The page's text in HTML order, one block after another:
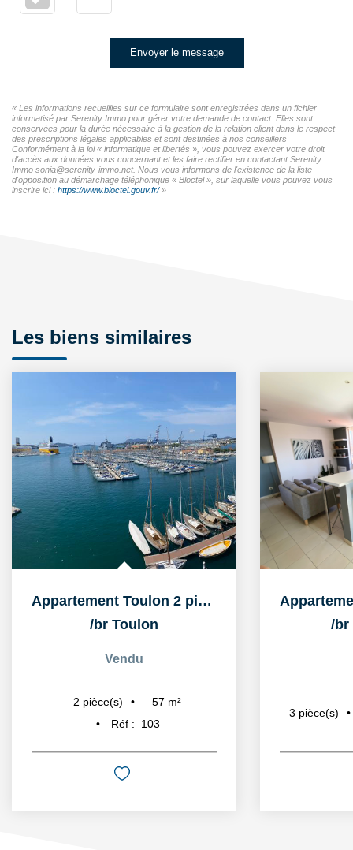
Envoyer le message
« Les informations recueillies sur ce formulaire sont enregistrées dans un fichier
informatisé par Serenity Immo pour gérer votre demande de contact. Elles sont
conservées pour la durée nécessaire à la gestion de la relation client dans le respect
des prescriptions légales applicables et sont destinées à nos conseillers
Conformément à la loi « informatique et libertés », vous pouvez exercer votre droit
d'accès aux données vous concernant et les faire rectifier en contactant Serenity
Immo sonia@serenity-immo.net. Nous vous informons de l'existence de la liste
d'opposition au démarchage téléphonique « Bloctel », sur laquelle vous pouvez vous
inscrire ici : https://www.bloctel.gouv.fr/»
Les biens similaires
Appartement Toulon 2 pièce(s) 57 m2
/br Toulon
Vendu
2 pièce(s) 57 m²
Réf :
103
/br
3 pièce(s)